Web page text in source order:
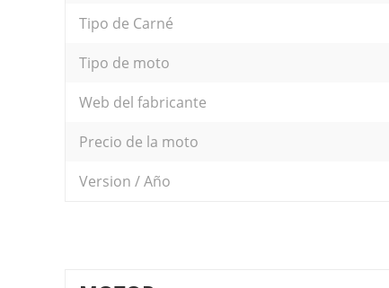
Tipo de Carné
Tipo de moto
Web del fabricante
Precio de la moto
Version / Año